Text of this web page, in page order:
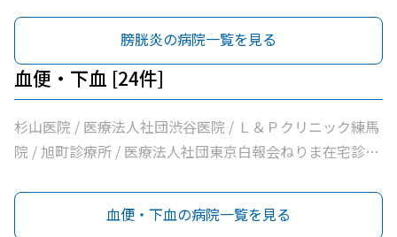
科・老年内科 / 医療法人社団啓妙会桑名医院 / 医療法人社
団慈誠会慈誠会・光が丘病院 / 公益社団法人地域医療振興
協会練馬光が丘病院 / 医療法人社団咲良会さくまクリニッ
ク / 医療法人社団健寿の樹きくかわクリニック東館分院内
科・老年内科 / 医療法人社団金谷クリニック / 医療法人社
団翔真会浜野小児科内科クリニック / 練馬光が丘内科内視
科クリニック / 医療法人社団周生会杉田クリニック / 医療
法人社団ＭＡＥ小林内科クリニック / 医療法人社団裕仁会
膀胱炎の病院一覧を見る
血便・下血 [24件]
杉山医院 / 医療法人社団渋谷医院 / Ｌ＆Ｐクリニック練馬
院 / 旭町診療所 / 医療法人社団東京白報会ねりま在宅診療
科・老年内科 / 医療法人社団啓妙会桑名医院 / 医療法人社
団慈誠会慈誠会・光が丘病院 / 公益社団法人地域医療振興
血便・下血の病院一覧を見る